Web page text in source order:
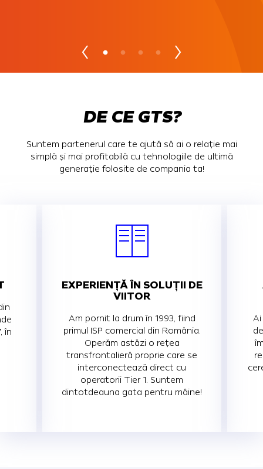
DE CE GTS?
Suntem partenerul care te ajută să ai o relație mai
simplă și mai profitabilă cu tehnologiile de ultimă
generație folosite de compania ta!
în
EXPERIENȚĂ ÎN SOLUȚII DE
VIITOR
Am pornit la drum în 1993, fiind
primul ISP comercial din România.
Operăm astăzi o reţea
transfrontalieră proprie care se
interconectează direct cu
operatorii Tier 1. Suntem
dintotdeauna gata pentru mâine!